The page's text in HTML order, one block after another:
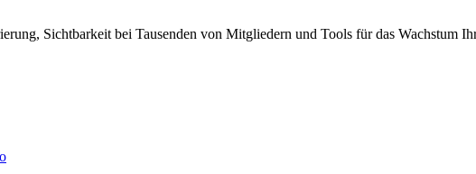
Sichtbarkeit bei Tausenden von Mitgliedern und Tools für das Wachstum